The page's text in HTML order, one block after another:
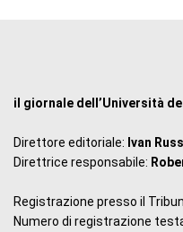
il giornale dell’Università
Direttore editoriale: Ivan
Direttrice responsabile:
Registrazione presso il
Numero di registrazione